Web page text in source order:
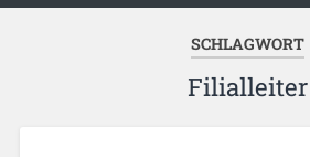
SCHLAGWORT
Filialleiter